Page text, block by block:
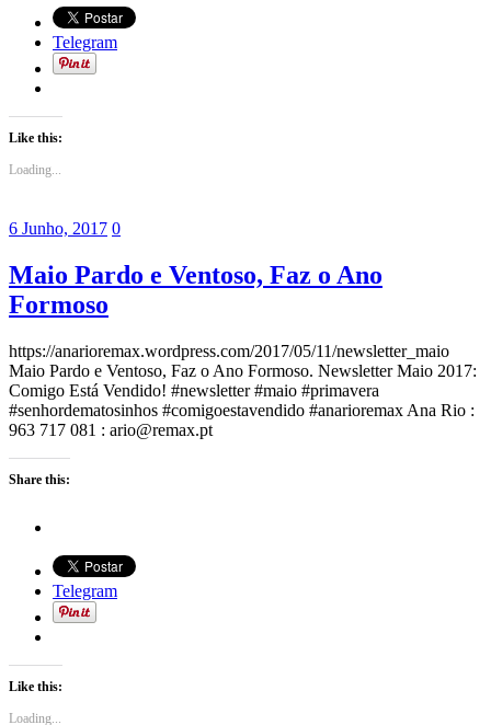
Telegram
Like this:
Loading...
6 Junho, 2017 0
Maio Pardo e Ventoso, Faz o Ano
Formoso
https://anarioremax.wordpress.com/2017/05/11/newsletter_maio
Maio Pardo e Ventoso, Faz o Ano Formoso. Newsletter Maio 2017:
Comigo Está Vendido! #newsletter #maio #primavera
#senhordematosinhos #comigoestavendido #anarioremax Ana Rio :
963 717 081 : ario@remax.pt
Share this:
Telegram
Like this:
Loading...